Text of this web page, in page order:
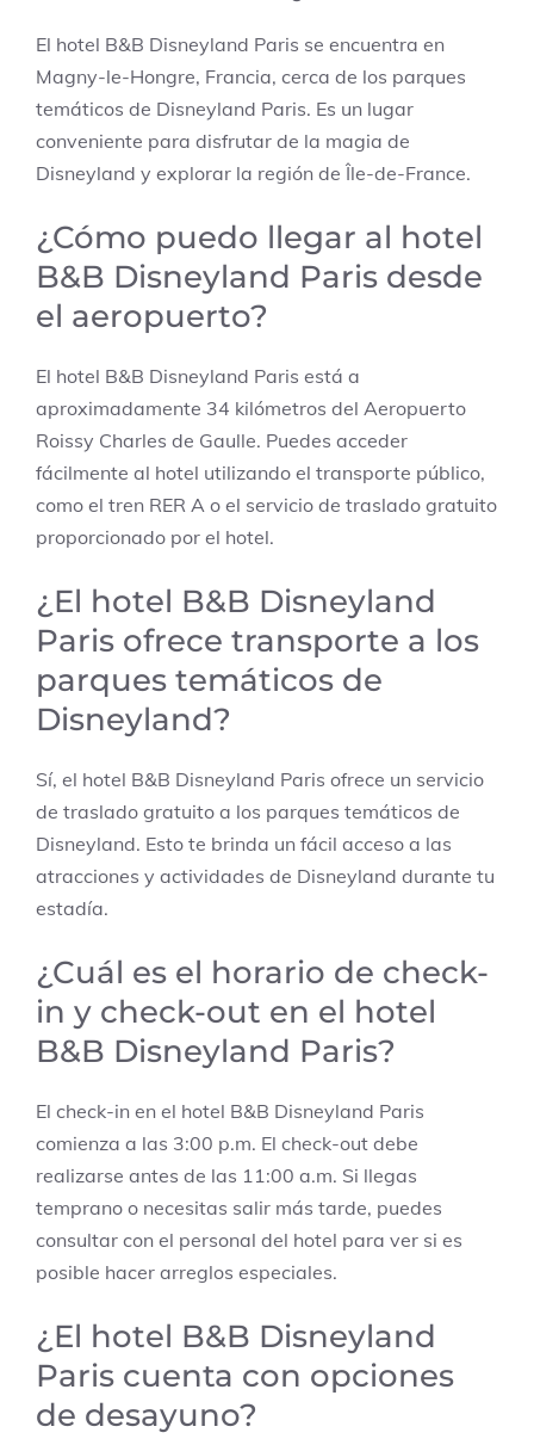
El hotel B&B Disneyland Paris se encuentra en
Magny-le-Hongre, Francia, cerca de los parques
temáticos de Disneyland Paris. Es un lugar
conveniente para disfrutar de la magia de
Disneyland y explorar la región de Île-de-France.
¿Cómo puedo llegar al hotel
B&B Disneyland Paris desde
el aeropuerto?
El hotel B&B Disneyland Paris está a
aproximadamente 34 kilómetros del Aeropuerto
Roissy Charles de Gaulle. Puedes acceder
fácilmente al hotel utilizando el transporte público,
como el tren RER A o el servicio de traslado gratuito
proporcionado por el hotel.
¿El hotel B&B Disneyland
Paris ofrece transporte a los
parques temáticos de
Disneyland?
Sí, el hotel B&B Disneyland Paris ofrece un servicio
de traslado gratuito a los parques temáticos de
Disneyland. Esto te brinda un fácil acceso a las
atracciones y actividades de Disneyland durante tu
estadía.
¿Cuál es el horario de check-
in y check-out en el hotel
B&B Disneyland Paris?
El check-in en el hotel B&B Disneyland Paris
comienza a las 3:00 p.m. El check-out debe
realizarse antes de las 11:00 a.m. Si llegas
temprano o necesitas salir más tarde, puedes
consultar con el personal del hotel para ver si es
posible hacer arreglos especiales.
¿El hotel B&B Disneyland
Paris cuenta con opciones
de desayuno?